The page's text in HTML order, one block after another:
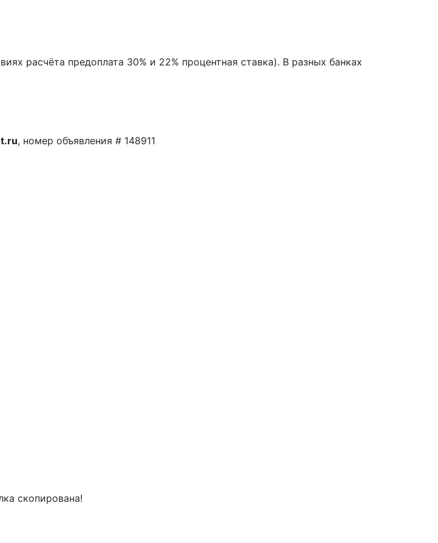
расчёта предоплата 30% и 22% процентная ставка). В разных банках
, номер объявления # 148911
скопирована!